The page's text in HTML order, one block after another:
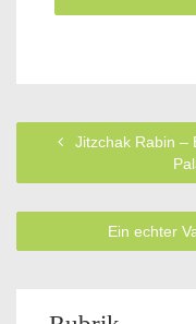
Jitzchak Rabin –
Ein echter